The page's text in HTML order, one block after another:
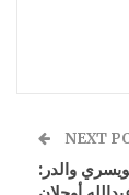
NEXT
والدر: